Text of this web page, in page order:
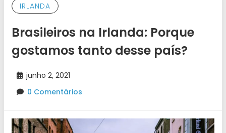
IRLANDA
Brasileiros na Irlanda: Porque
gostamos tanto desse país?
junho 2, 2021
0 Comentários